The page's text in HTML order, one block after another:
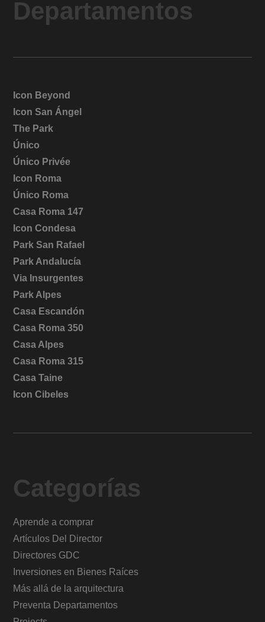
Departamentos
Icon Beyond
Icon San Ángel
The Park
Único
Único Privée
Icon Roma
Único Roma
Casa Roma 147
Icon Condesa
Park San Rafael
Park Andalucía
Via Insurgentes
Park Alpes
Casa Escandón
Casa Roma 350
Casa Alpes
Casa Roma 315
Casa Taine
Icon Cibeles
Categorías
Aprende a comprar
Artículos Del Director
Directores GDC
Inversiones en Bienes Raíces
Más allá de la arquitectura
Preventa Departamentos